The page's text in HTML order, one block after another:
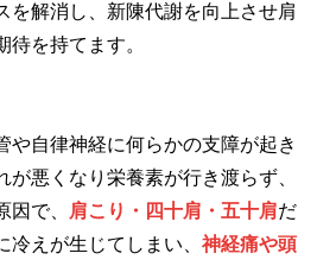
を解消し、新陳代謝を向上させ肩
待を持てます。
や自律神経に何らかの支障が起き
悪くなり栄養素が行き渡らず、
で、
肩こり・四十肩・五十肩だ
えが生じてしまい、 神経痛や頭